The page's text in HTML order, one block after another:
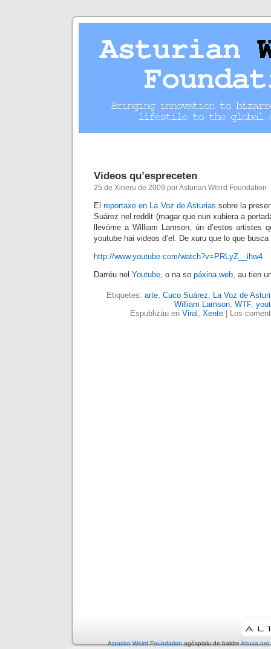
Videos qu’espreceten
25 de Xineru de 2009 por Asturian Weird Foundation
Elreportaxe en La Voz de Asturias sobre la
Suárez nel reddit (magar que nun xubiera a
llevóme a William Lamson, ún d’estos artistes
youtube hai videos d’el. De xuru que lo que
http://www.youtube.com/watch?v=PRLyZ__ihw4
Darréu nel Youtube, o na so páxina web, au tien
Etiquetes: arte, Cuco Suárez, La Voz de
William Lamson, WTF,
Espublizáu en Viral , Xente Los
Asturian Weird Foundationagóspialu de baldreAltuxa.net